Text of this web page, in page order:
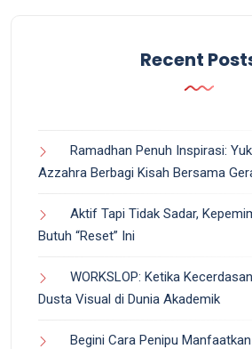
Recent
Ramadhan Penuh Inspirasi:
Azzahra Berbagi Kisah Bersama
Aktif Tapi Tidak Sadar,
Butuh “Reset” Ini
WORKSLOP: Ketika
Dusta Visual di Dunia Akademik
Begini Cara Penipu